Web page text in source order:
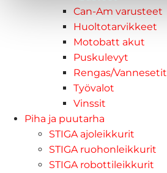
Can-Am varusteet
Huoltotarvikkeet
Motobatt akut
Puskulevyt
Rengas/Vannesetit
Työvalot
Vinssit
Piha ja puutarha
STIGA ajoleikkurit
STIGA ruohonleikkurit
STIGA robottileikkurit